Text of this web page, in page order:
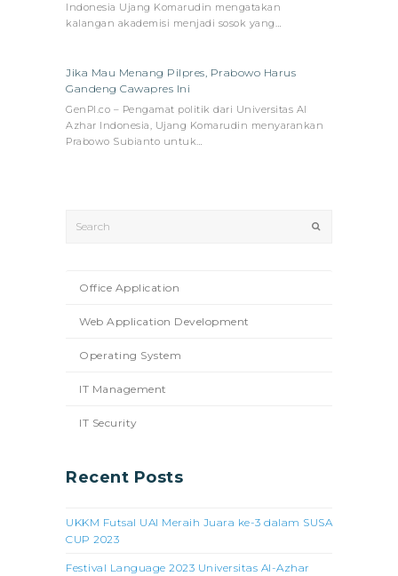
Indonesia Ujang Komarudin mengatakan
kalangan akademisi menjadi sosok yang…
Jika Mau Menang Pilpres, Prabowo Harus
Gandeng Cawapres Ini
GenPI.co – Pengamat politik dari Universitas Al
Azhar Indonesia, Ujang Komarudin menyarankan
Prabowo Subianto untuk…
Office Application
Web Application Development
Operating System
IT Management
IT Security
Recent Posts
UKKM Futsal UAI Meraih Juara ke-3 dalam SUSA
CUP 2023
Festival Language 2023 Universitas Al-Azhar